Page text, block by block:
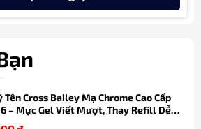
Tên Cross Bailey Mạ Chrome Cao Cấp
– Mực Gel Viết Mượt, Thay Refill Dễ
Hộp Quà